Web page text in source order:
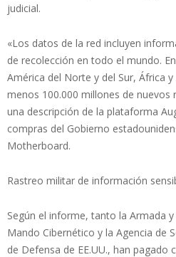
judicial.
«Los datos de la red incluyen
de recolección en todo el mundo.
América del Norte y del Sur, África
menos 100.000 millones de nuevos
una descripción de la plataforma
compras del Gobierno
Motherboard.
Rastreo militar de información
Según el informe, tanto la Armada
Mando Cibernético y la Agencia de
de Defensa de EE.UU., han